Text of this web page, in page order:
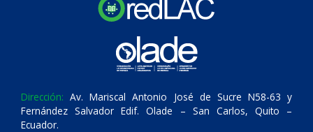
Dirección: Av. Mariscal Antonio José de Sucre N58-63 y
Fernández Salvador Edif. Olade – San Carlos, Quito –
Ecuador.